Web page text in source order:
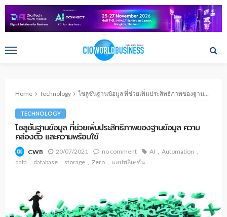
Home Technology โซลูชันฐานข้อมูล ที่ช่วยเพิ่มประสิทธิภาพของฐานข้อมูล ความคล่องตัว และความพร้อมใช้
TECHNOLOGY
โซลูชันฐานข้อมูล ที่ช่วยเพิ่มประสิทธิภาพของฐานข้อมูล ความ
คล่องตัว และความพร้อมใช้
CWB 20/07/2021 no comment AI
Automation
data
database storage Zero แอปพลิเคชัน